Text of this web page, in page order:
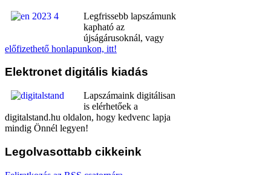
Legfrissebb lapszámunk
kapható az
újságárusoknál, vagy
előfizethető honlapunkon, itt!
Elektronet digitális kiadás
Lapszámaink digitálisan
is elérhetőek a
digitalstand.hu oldalon, hogy kedvenc lapja
mindig Önnél legyen!
Legolvasottabb cikkeink